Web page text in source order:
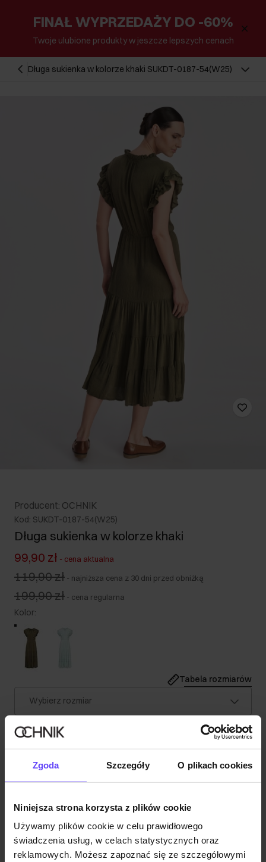
Zgoda Szczegóły O plikach cookies
Niniejsza strona korzysta z plików cookie
Używamy plików cookie w celu prawidłowego
świadczenia usług, w celach statystycznych oraz
reklamowych. Możesz zapoznać się ze szczegółowymi
FINAŁ WYPRZEDAŻY DO -60%
Twoje ulubione produkty w jeszcze lepszych cenach
Długa sukienka w kolorze khaki SUKDT-0187-54(W25)
Producent: OCHNIK
Kod: SUKDT-0187-54(W25)
Długa sukienka w kolorze khaki
99,90 zł - cena aktualna
119,90 zł - najniższa cena z 30 dni przed obniżką
199,90 zł - cena regularna
Kolor:
Tabela rozmiarów
Wybierz rozmiar
Wysyłka w 1 dzień roboczy
Opis produktu
Skład